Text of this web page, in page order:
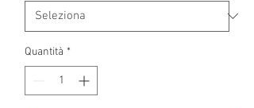
Quantità *